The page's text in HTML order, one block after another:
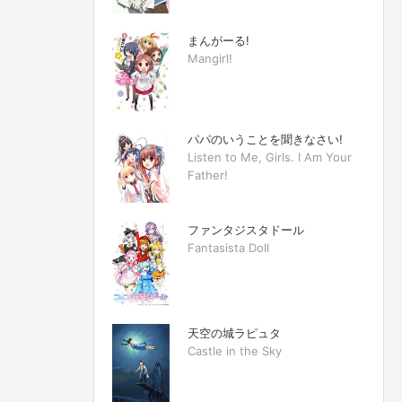
まんがーる!
Mangirl!
パパのいうことを聞きなさい!
Listen to Me, Girls. I Am Your
Father!
ファンタジスタドール
Fantasista Doll
天空の城ラピュタ
Castle in the Sky